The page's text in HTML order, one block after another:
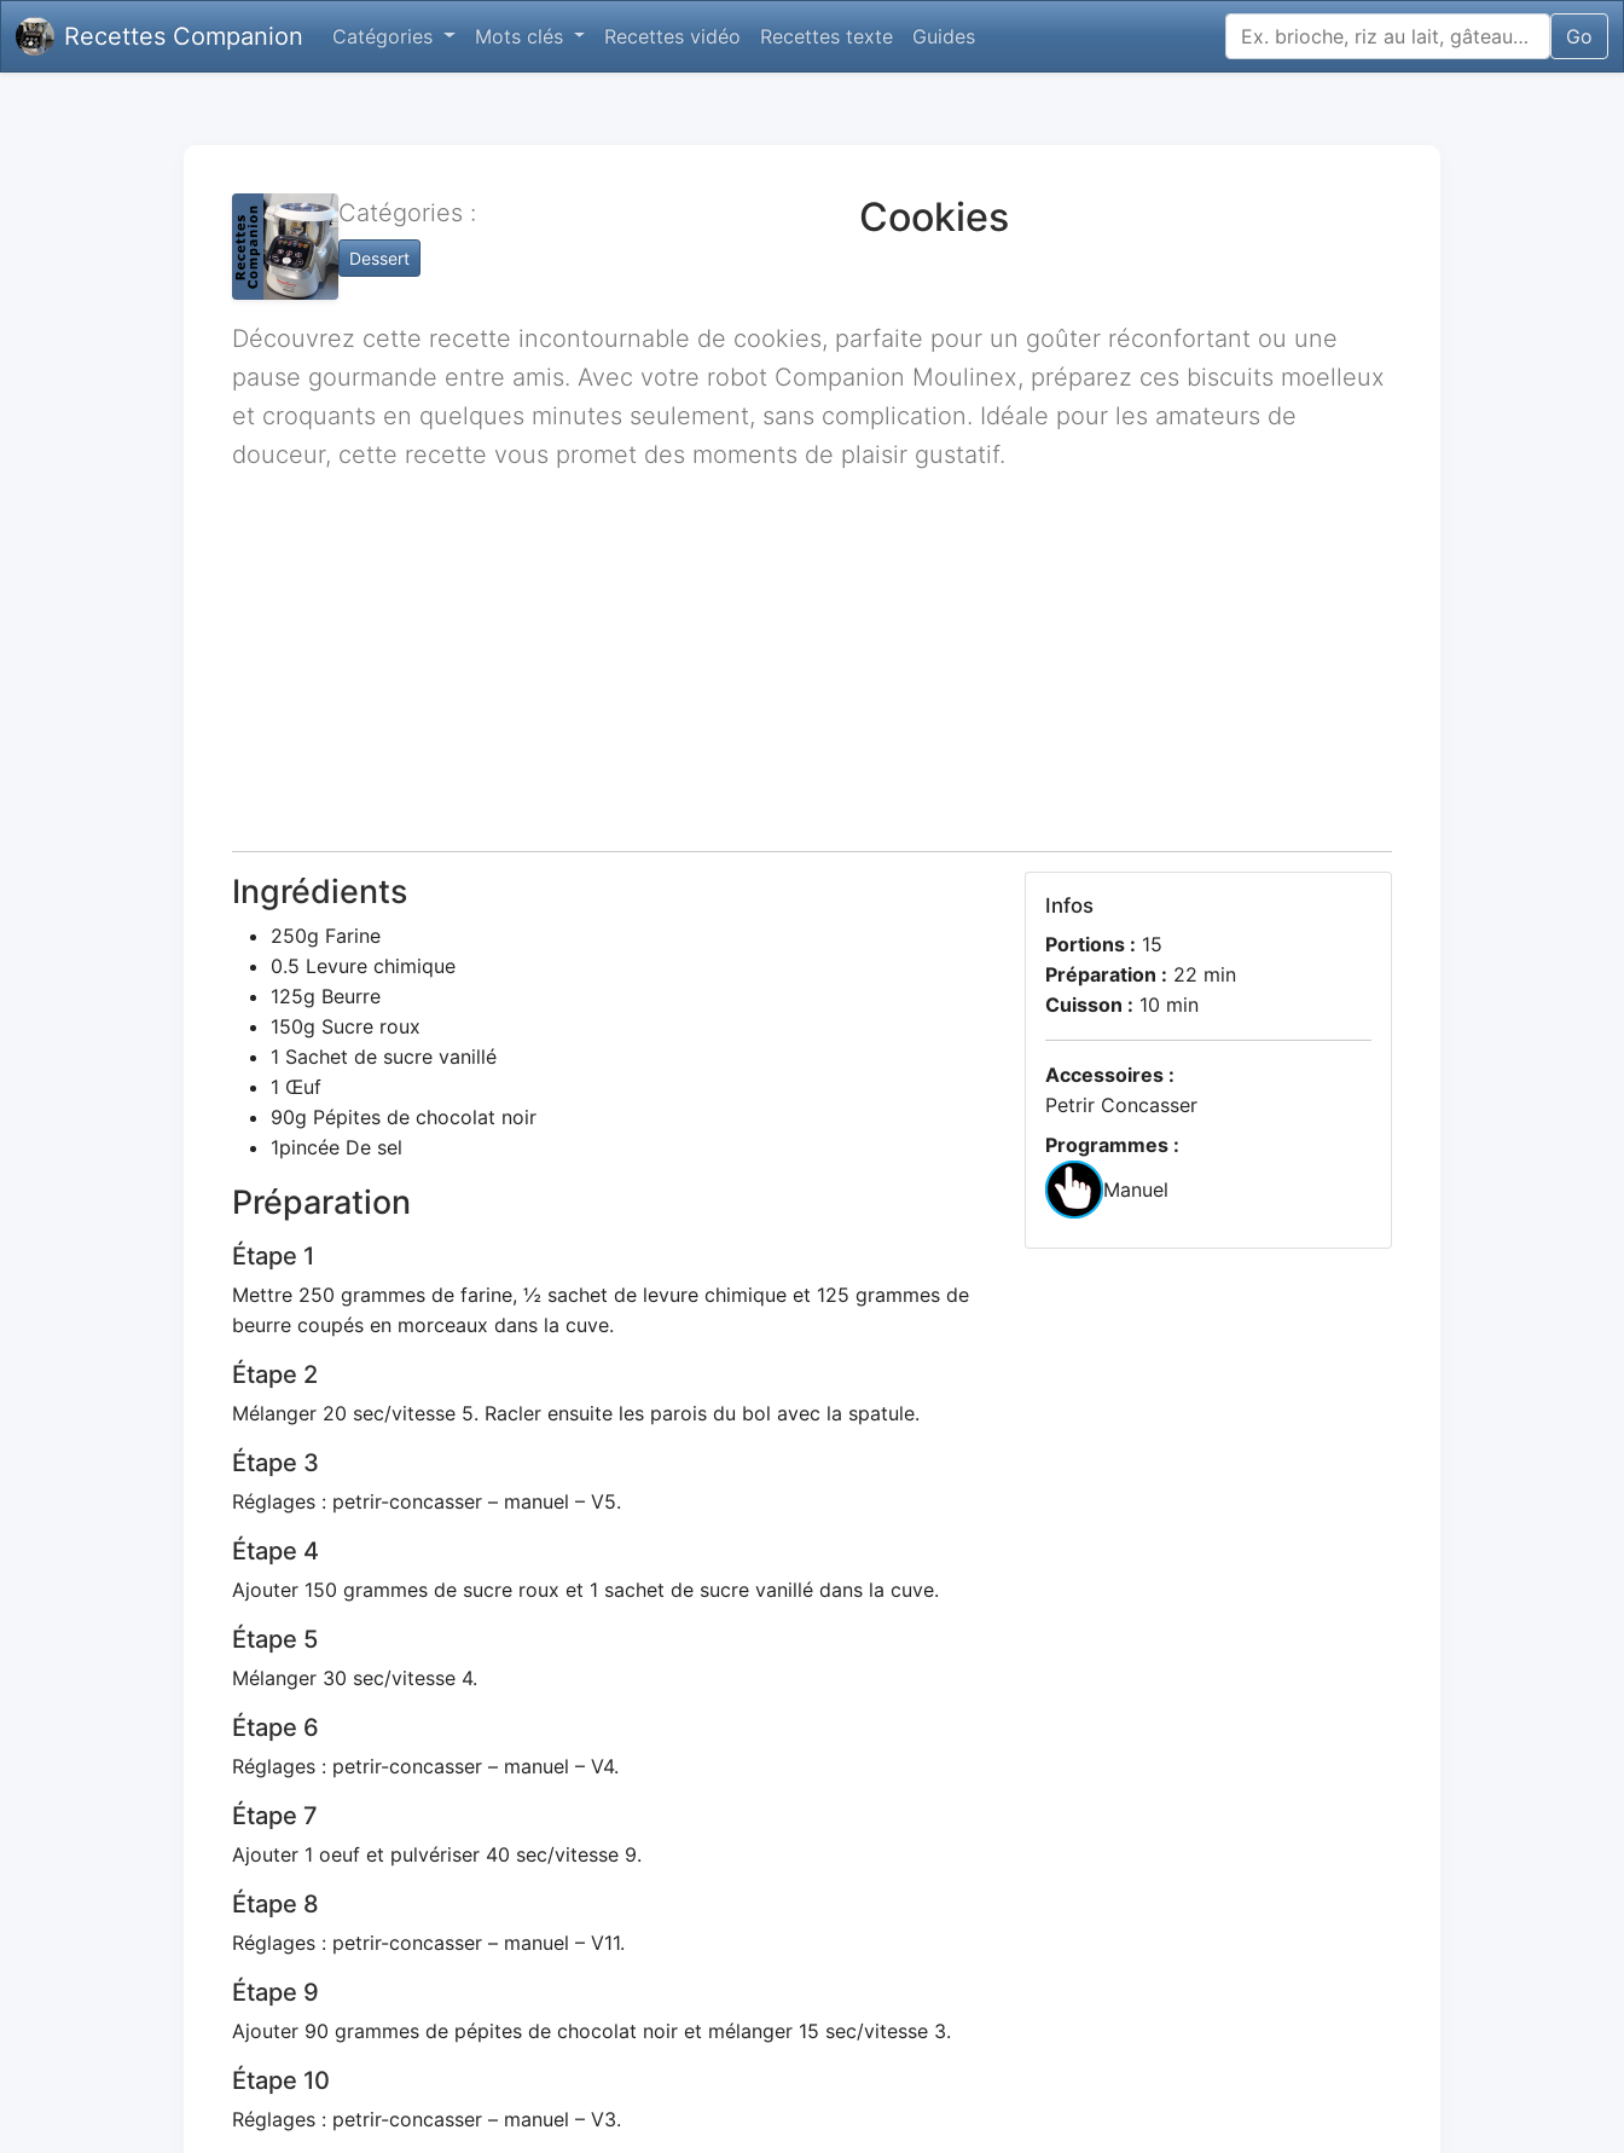
Recettes Companion Catégories Mots clés Recettes vidéo Recettes texte Guides Go
Catégories :
Dessert
Cookies
Découvrez cette recette incontournable de cookies, parfaite pour un goûter réconfortant ou une
pause gourmande entre amis. Avec votre robot Companion Moulinex, préparez ces biscuits moelleux
et croquants en quelques minutes seulement, sans complication. Idéale pour les amateurs de
douceur, cette recette vous promet des moments de plaisir gustatif.
Ingrédients
250g Farine
0.5 Levure chimique
125g Beurre
150g Sucre roux
1 Sachet de sucre vanillé
1 Œuf
90g Pépites de chocolat noir
1pincée De sel
Préparation
Étape 1
Mettre 250 grammes de farine, ½ sachet de levure chimique et 125 grammes de
beurre coupés en morceaux dans la cuve.
Étape 2
Mélanger 20 sec/vitesse 5. Racler ensuite les parois du bol avec la spatule.
Étape 3
Réglages : petrir-concasser – manuel – V5.
Étape 4
Ajouter 150 grammes de sucre roux et 1 sachet de sucre vanillé dans la cuve.
Étape 5
Mélanger 30 sec/vitesse 4.
Étape 6
Réglages : petrir-concasser – manuel – V4.
Étape 7
Ajouter 1 oeuf et pulvériser 40 sec/vitesse 9.
Étape 8
Réglages : petrir-concasser – manuel – V11.
Étape 9
Ajouter 90 grammes de pépites de chocolat noir et mélanger 15 sec/vitesse 3.
Étape 10
Réglages : petrir-concasser – manuel – V3.
Infos
Portions : 15
Préparation : 22 min
Cuisson : 10 min
Accessoires :
Petrir Concasser
Programmes :
Manuel